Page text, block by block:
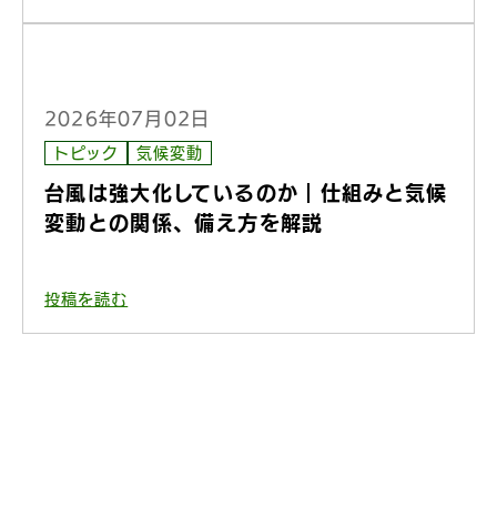
2026年07月02日
トピック 気候変動
台風は強大化しているのか｜仕組みと気候
変動との関係、備え方を解説
投稿を読む